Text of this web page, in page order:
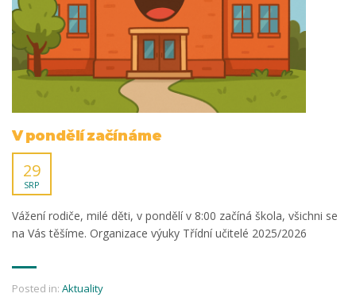
V pondělí začínáme
29
SRP
Vážení rodiče, milé děti, v pondělí v 8:00 začíná škola, všichni se
na Vás těšíme. Organizace výuky Třídní učitelé 2025/2026
Posted in: Aktuality